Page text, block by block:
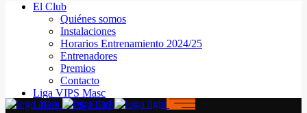
El Club
Quiénes somos
Instalaciones
Horarios Entrenamiento 2024/25
Entrenadores
Premios
Contacto
Liga VIPS Masc
LIGA VIPS FEM